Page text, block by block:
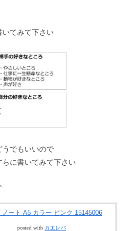
いてみて下さい
うでもいいので
に書いてみて下さい
ノート A5 カラー ピンク 15145006
posted with カエレバ